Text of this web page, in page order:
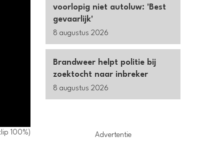
100%)
voorlopig niet autoluw: 'Best
gevaarlijk'
8 augustus 2026
Brandweer helpt politie bij
zoektocht naar inbreker
8 augustus 2026
Advertentie